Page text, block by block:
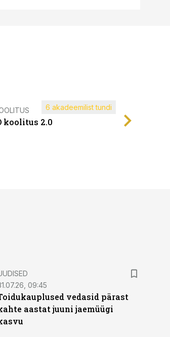
koolitus 2.0
6 akadeemilist tundi
09:45
vedasid pärast
aastat juuni jaemüügi